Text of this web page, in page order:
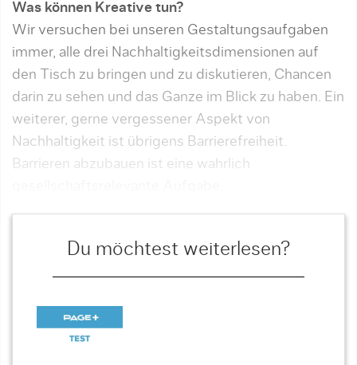
Was können Kreative tun?
Wir versuchen bei unseren Gestaltungsaufgaben
im­mer, alle drei Nachhaltigkeitsdimensionen auf
den Tisch zu bringen und zu diskutieren, Chancen
darin zu sehen und das Ganze im Blick zu haben. Ein
weiterer, gerne vergessener Aspekt von
Nachhaltigkeit ist übrigens Barrierefreiheit.
Barrieren abzubauen ist eine wahrlich
Du möchtest weiterlesen?